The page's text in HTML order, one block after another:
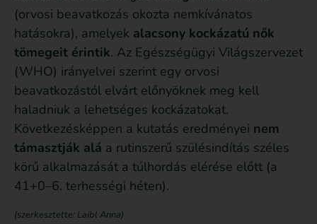
(orvosi beavatkozás okozta nemkívánatos
hatásokra), amelyek alacsony kockázatú nők
tömegeit érintik. Az Egészségügyi Világszervezet
(WHO) irányelvei szerint egy orvosi
beavatkozástól elvárt előnyöknek meg kell
haladniuk a lehetséges kockázatokat.
Következésképpen a kutatás eredményei nem
támasztják alá a rutinszerű szülésindítás széles
körű alkalmazását a túlhordás elérése előtt (a
41+0–6. terhességi héten).
(szerkesztette: Laibl Anna)